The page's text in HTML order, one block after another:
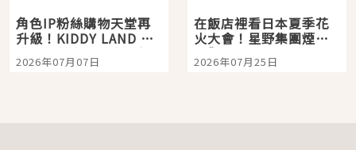
角色IP粉絲購物天堂再
升級！KIDDY LAND 原
宿店吉伊卡哇迎客，新
開幕 OMOKADO 店3分
2026年07月07日
在飯店裡看日本夏季花
火大會！星野集團煙火
景觀飯店6選，讓你不用
人擠人悠閒欣賞
2026年07月25日